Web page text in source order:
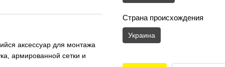
аксессуар для монтажа
армированной сетки и
Страна происхождения
Украина